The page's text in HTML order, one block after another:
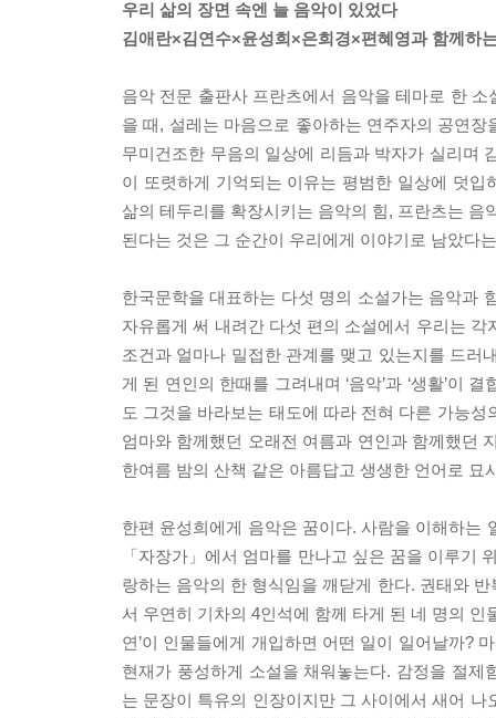
우리 삶의 장면 속엔 늘 음악이 있었다
김애란×김연수×윤성희×은희경×편혜영과 함께하
음악 전문 출판사 프란츠에서 음악을 테마로 한
을 때, 설레는 마음으로 좋아하는 연주자의 공연
무미건조한 무음의 일상에 리듬과 박자가 실리며
이 또렷하게 기억되는 이유는 평범한 일상에 덧
삶의 테두리를 확장시키는 음악의 힘, 프란츠는
된다는 것은 그 순간이 우리에게 이야기로 남았다
한국문학을 대표하는 다섯 명의 소설가는 음악과
자유롭게 써 내려간 다섯 편의 소설에서 우리는
조건과 얼마나 밀접한 관계를 맺고 있는지를 드러
게 된 연인의 한때를 그려내며 ‘음악’과 ‘생활’이
도 그것을 바라보는 태도에 따라 전혀 다른 가능
엄마와 함께했던 오래전 여름과 연인과 함께했던
한여름 밤의 산책 같은 아름답고 생생한 언어로 묘
한편 윤성희에게 음악은 꿈이다. 사람을 이해하는
「자장가」에서 엄마를 만나고 싶은 꿈을 이루기
랑하는 음악의 한 형식임을 깨닫게 한다. 권태와
서 우연히 기차의 4인석에 함께 타게 된 네 명의
연’이 인물들에게 개입하면 어떤 일이 일어날까?
현재가 풍성하게 소설을 채워놓는다. 감정을 절
는 문장이 특유의 인장이지만 그 사이에서 새어